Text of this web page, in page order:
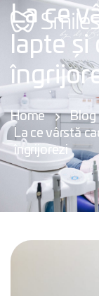
La ce
lapte
Home Blog
La ce vârstă
îngrijorezi